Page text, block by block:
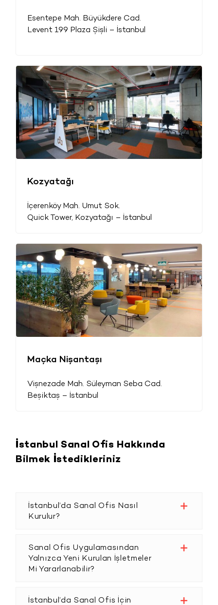
Esentepe Mah. Büyükdere Cad.
Levent 199 Plaza Şişli – İstanbul
Kozyatağı
İçerenköy Mah. Umut Sok.
Quick Tower, Kozyatağı – İstanbul
Maçka Nişantaşı
Vişnezade Mah. Süleyman Seba Cad.
Beşiktaş – İstanbul
İstanbul Sanal Ofis Hakkında
Bilmek İstedikleriniz
İstanbul’da Sanal Ofis Nasıl
Kurulur?
Sanal Ofis Uygulamasından
Yalnızca Yeni Kurulan İşletmeler
Mi Yararlanabilir?
İstanbul’da Sanal Ofis İçin